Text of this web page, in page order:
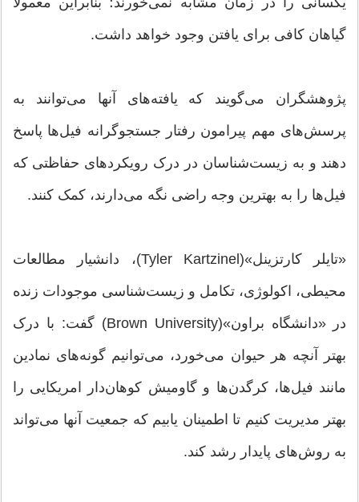
گیاهان کافی برای یافتن وجود خواهد داشت.
پژوهشگران می‌گویند که یافته‌های آنها می‌توانند به
پرسش‌های مهم پیرامون رفتار جستجوگرانه فیل‌ها پاسخ
دهند و به زیست‌شناسان در درک رویکردهای حفاظتی که
فیل‌ها را به بهترین وجه راضی نگه می‌دارند، کمک کنند.
«تایلر کارتزینل»(Tyler Kartzinel)، دانشیار مطالعات
محیطی، اکولوژی، تکامل و زیست‌شناسی موجودات زنده
در «دانشگاه براون»(Brown University) گفت: با درک
بهتر آنچه هر حیوان می‌خورد، می‌توانیم گونه‌های نمادین
مانند فیل‌ها، کرگدن‌ها و گاومیش کوهان‌دار امریکایی را
بهتر مدیریت کنیم تا اطمینان یابیم که جمعیت آنها می‌تواند
به روش‌های پایدار رشد کند.